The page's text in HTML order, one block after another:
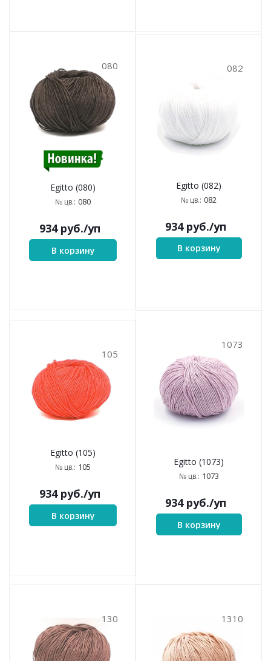
080
Egitto (080)
№ цв.: 080
934руб./уп
В корзину
082
Egitto (082)
№ цв.: 082
934руб./уп
В корзину
105
Egitto (105)
№ цв.: 105
934руб./уп
В корзину
1073
Egitto (1073)
№ цв.: 1073
934руб./уп
В корзину
130 1310